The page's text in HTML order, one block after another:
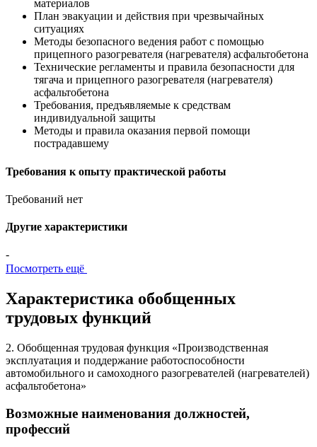
материалов
План эвакуации и действия при чрезвычайных
ситуациях
Методы безопасного ведения работ с помощью
прицепного разогревателя (нагревателя) асфальтобетона
Технические регламенты и правила безопасности для
тягача и прицепного разогревателя (нагревателя)
асфальтобетона
Требования, предъявляемые к средствам
индивидуальной защиты
Методы и правила оказания первой помощи
пострадавшему
Требования к опыту практической работы
Требований нет
Другие характеристики
-
Посмотреть ещё
Характеристика обобщенных
трудовых функций
2. Обобщенная трудовая функция «Производственная
эксплуатация и поддержание работоспособности
автомобильного и самоходного разогревателей (нагревателей)
асфальтобетона»
Возможные наименования должностей,
профессий